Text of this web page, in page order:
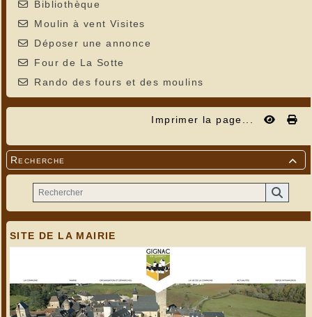
Bibliothèque
Moulin à vent Visites
Déposer une annonce
Four de La Sotte
Rando des fours et des moulins
Imprimer la page...

Recherche
SITE DE LA MAIRIE